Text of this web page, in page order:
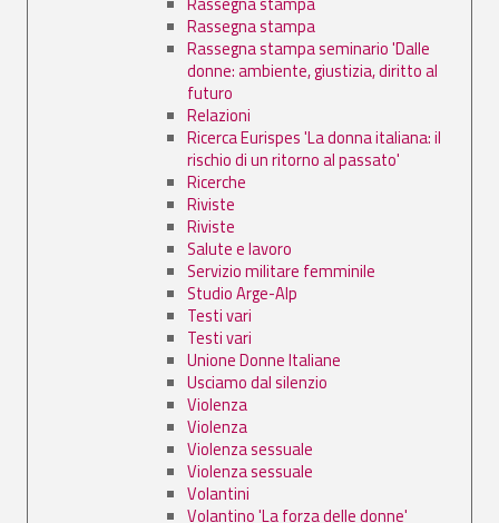
Rassegna stampa
Rassegna stampa seminario 'Dalle
donne: ambiente, giustizia, diritto al
futuro
Relazioni
Ricerca Eurispes 'La donna italiana: il
rischio di un ritorno al passato'
Ricerche
Riviste
Riviste
Salute e lavoro
Servizio militare femminile
Studio Arge-Alp
Testi vari
Testi vari
Unione Donne Italiane
Usciamo dal silenzio
Violenza
Violenza
Violenza sessuale
Violenza sessuale
Volantini
Volantino 'La forza delle donne'